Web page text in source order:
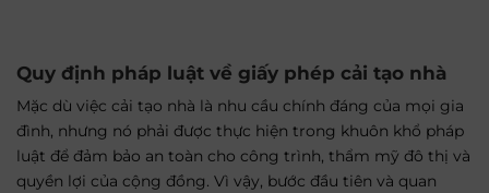
Quy định pháp luật về giấy phép cải tạo nhà
Mặc dù việc cải tạo nhà là nhu cầu chính đáng của mọi gia
đình, nhưng nó phải được thực hiện trong khuôn khổ pháp
luật để đảm bảo an toàn cho công trình, thẩm mỹ đô thị và
quyền lợi của cộng đồng. Vì vậy, bước đầu tiên và quan